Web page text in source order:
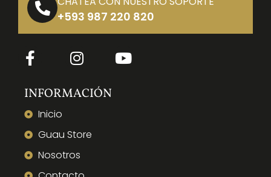
+593 987 220 820
INFORMACIÓN
Inicio
Guau Store
Nosotros